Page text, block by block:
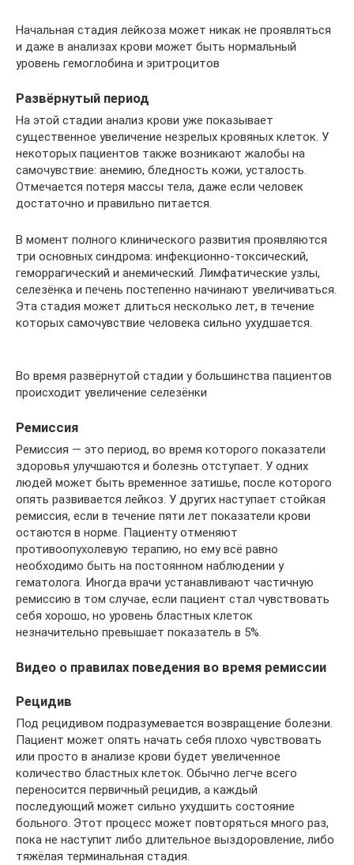
Начальная стадия лейкоза может никак не проявляться
и даже в анализах крови может быть нормальный
уровень гемоглобина и эритроцитов
Развёрнутый период
На этой стадии анализ крови уже показывает
существенное увеличение незрелых кровяных клеток. У
некоторых пациентов также возникают жалобы на
самочувствие: анемию, бледность кожи, усталость.
Отмечается потеря массы тела, даже если человек
достаточно и правильно питается.
В момент полного клинического развития проявляются
три основных синдрома: инфекционно-токсический,
геморрагический и анемический. Лимфатические узлы,
селезёнка и печень постепенно начинают увеличиваться.
Эта стадия может длиться несколько лет, в течение
которых самочувствие человека сильно ухудшается.
Во время развёрнутой стадии у большинства пациентов
происходит увеличение селезёнки
Ремиссия
Ремиссия — это период, во время которого показатели
здоровья улучшаются и болезнь отступает. У одних
людей может быть временное затишье, после которого
опять развивается лейкоз. У других наступает стойкая
ремиссия, если в течение пяти лет показатели крови
остаются в норме. Пациенту отменяют
противоопухолевую терапию, но ему всё равно
необходимо быть на постоянном наблюдении у
гематолога. Иногда врачи устанавливают частичную
ремиссию в том случае, если пациент стал чувствовать
себя хорошо, но уровень бластных клеток
незначительно превышает показатель в 5%.
Видео о правилах поведения во время ремиссии
Рецидив
Под рецидивом подразумевается возвращение болезни.
Пациент может опять начать себя плохо чувствовать
или просто в анализе крови будет увеличенное
количество бластных клеток. Обычно легче всего
переносится первичный рецидив, а каждый
последующий может сильно ухудшить состояние
больного. Этот процесс может повторяться много раз,
пока не наступит либо длительное выздоровление, либо
тяжёлая терминальная стадия.